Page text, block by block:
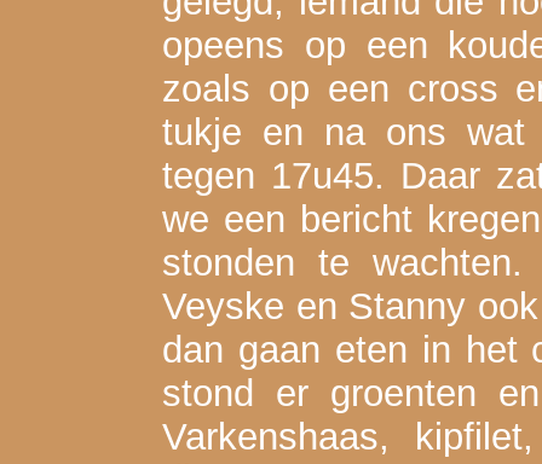
opeens op een
zoals op een cross
tukje en na ons wat
tegen 17u45. Daar
we een bericht
stonden te
Veyske en Stanny
dan gaan eten in het
stond er groenten
Varkenshaas,